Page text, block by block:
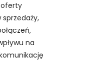
oferty
sprzedaży,
na